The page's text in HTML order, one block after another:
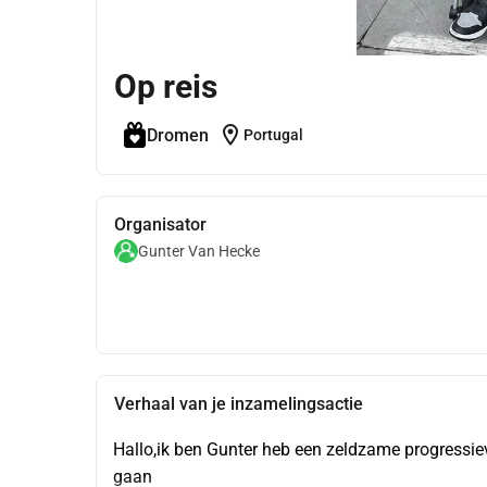
Op reis
Dromen location_on Portugal
Organisator
Gunter Van Hecke
Verhaal van je inzamelingsactie
Hallo,ik ben Gunter heb een zeldzame
gaan